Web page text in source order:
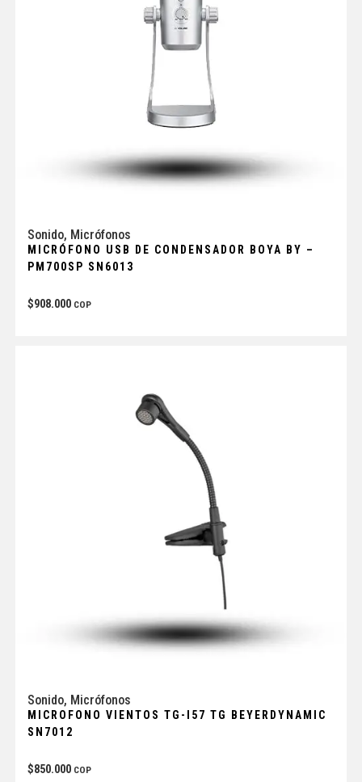
Sonido, Micrófonos
MICRÓFONO USB DE CONDENSADOR BOYA BY –
PM700SP SN6013
$908.000 COP
Sonido, Micrófonos
MICROFONO VIENTOS TG-I57 TG BEYERDYNAMIC
SN7012
$850.000 COP